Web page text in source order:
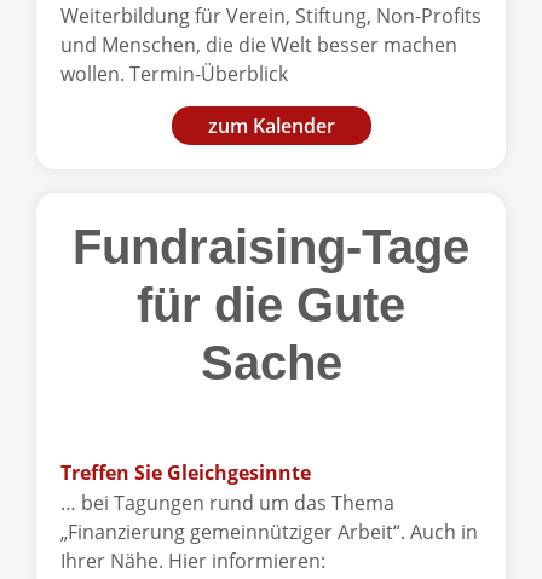
Weiterbildung für Verein, Stiftung, Non-Profits
und Menschen, die die Welt besser machen
wollen. Termin-Überblick
zum Kalender
Fundraising-Tage
für die Gute
Sache
Treffen Sie Gleichgesinnte
… bei Tagungen rund um das Thema
„Finanzierung gemeinnütziger Arbeit“. Auch in
Ihrer Nähe. Hier informieren: